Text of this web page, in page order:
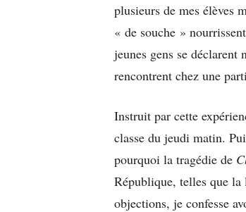
plusieurs de mes élèves
« de souche »
jeunes gens se déclarent
rencontrent chez une
Instruit par cette
classe du jeudi matin.
pourquoi la tragédie de
République, telles que
objections, je confesse